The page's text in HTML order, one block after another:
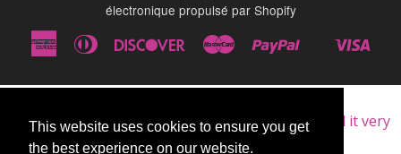
This website uses cookies to ensure you get
the best experience on our website.
This website uses cookies to ensure you get
the best experience on our website.
électronique propulsé par Shopify
American Diners
Discover Master Paypal
Shopify
I am a repeat customer of this supplement, as I find it very
good.